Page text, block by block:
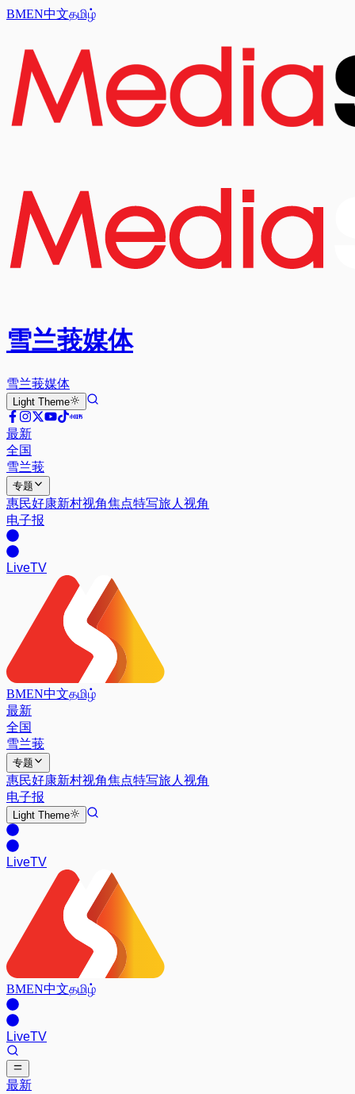
BMEN中文தமிழ்
雪兰莪媒体
雪兰莪媒体
Light Theme
最新
全国
雪兰莪
专题
惠民好康新村视角焦点特写旅人视角
电子报
LiveTV
BMEN中文தமிழ்
最新
全国
雪兰莪
专题
惠民好康新村视角焦点特写旅人视角
电子报
Light Theme
LiveTV
BMEN中文தமிழ்
LiveTV
最新